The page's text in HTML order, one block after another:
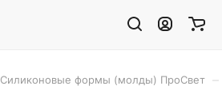
Силиконовые формы (молды) ПроСвет